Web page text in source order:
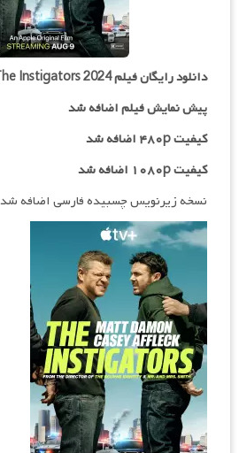
دانلود رایگان فیلمInstigators 2024
پیش نمایش فیلم اضافه شد
کیفیت ۴۸۰p اضافه شد
کیفیت ۱۰۸۰p اضافه شد
نسخه زیرنویس چسبیده فارسی اضافه شد